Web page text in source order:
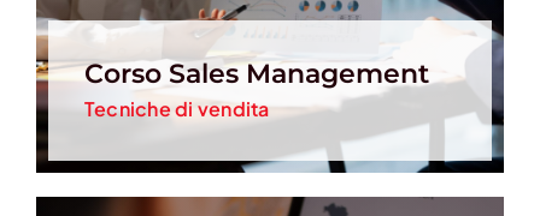
Corso Sales Management
Tecniche di vendita